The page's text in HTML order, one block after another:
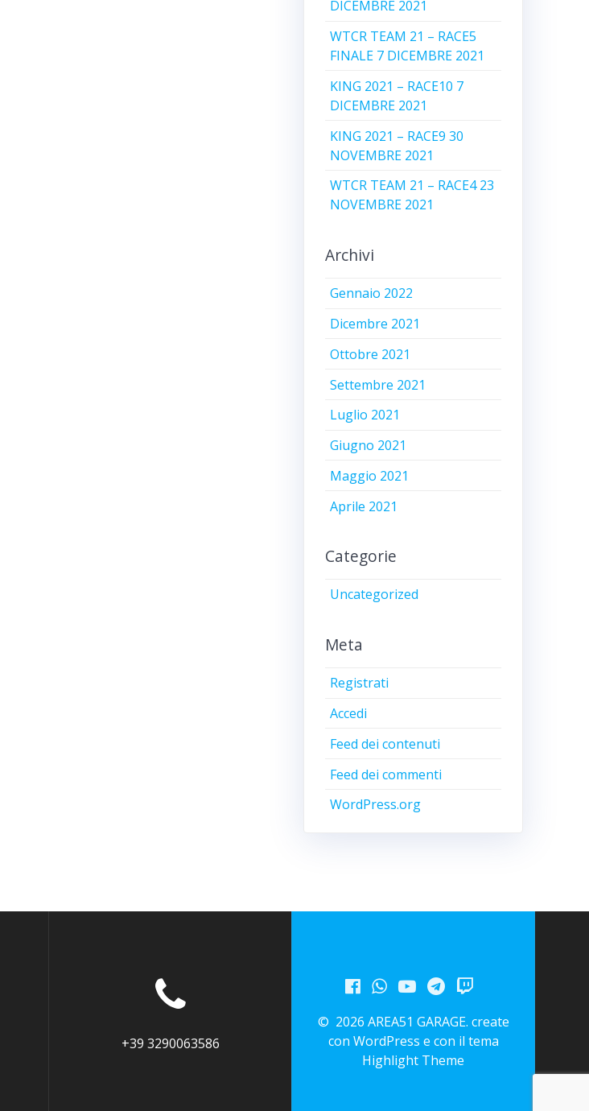
DICEMBRE 2021
WTCR TEAM 21 – RACE5
FINALE 7 DICEMBRE 2021
KING 2021 – RACE10 7
DICEMBRE 2021
KING 2021 – RACE9 30
NOVEMBRE 2021
WTCR TEAM 21 – RACE4 23
NOVEMBRE 2021
Archivi
Gennaio 2022
Dicembre 2021
Ottobre 2021
Settembre 2021
Luglio 2021
Giugno 2021
Maggio 2021
Aprile 2021
Categorie
Uncategorized
Meta
Registrati
Accedi
Feed dei contenuti
Feed dei commenti
WordPress.org
+39 3290063586
© 2026 AREA51 GARAGE. create
con WordPress e con il tema
Highlight Theme